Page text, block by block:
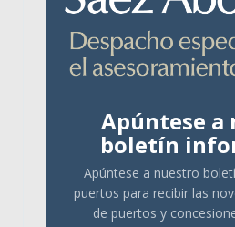
Apúntese a
boletín
Apúntese a nuestro
puertos para recibir las
de puertos y